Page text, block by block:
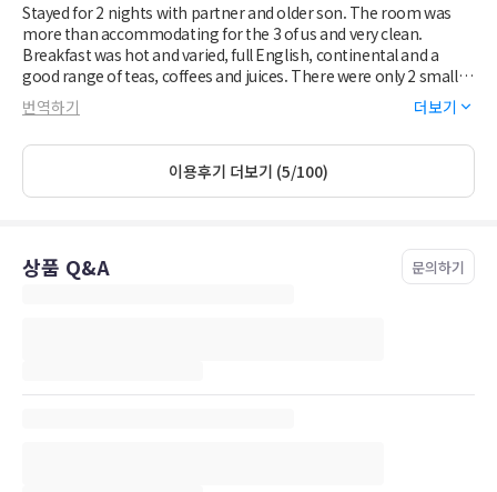
Stayed for 2 nights with partner and older son. The room was
more than accommodating for the 3 of us and very clean.
Breakfast was hot and varied, full English, continental and a
good range of teas, coffees and juices. There were only 2 small
negatives which were paying £5 per night for parking which
would put me off a long stay here and the evening staff in the
restaurant. Whilst not rude they were not helpful and we had to
ask for everything when it come to service, unlike the rest of the
staff at breakfast and check in who couldnt be faulted. I would
definitely pick here again when visiting London again.
번역하기 더보기
이용후기 더보기 (5/100)
상품 Q&A 문의하기